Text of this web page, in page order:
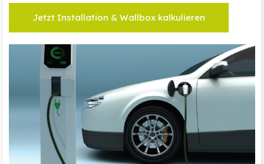
Jetzt Installation & Wallbox kalkulieren